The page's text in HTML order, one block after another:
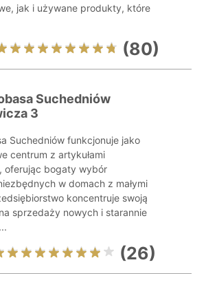
jak i używane produkty, które
(80)
Suchedniów
3
Suchedniów funkcjonuje jako
centrum z artykułami
oferując bogaty wybór
w domach z małymi
koncentruje swoją
sprzedaży nowych i starannie
(26)